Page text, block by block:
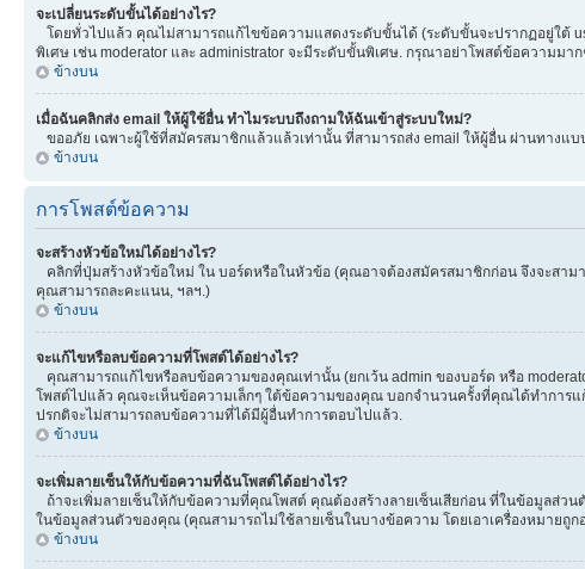
จะเปลี่ยนระดับขั้นได้อย่างไร?
โดยทั่วไปแล้ว คุณไม่สามารถแก้ไขข้อความแสดงระดับขั้นได้ (ระดับขั้นจะปรากฏอยู่ใ
พิเศษ เช่น moderator และ administrator จะมีระดับขั้นพิเศษ. กรุณาอย่าโพสต์ข้อความม
ข้างบน
เมื่อฉันคลิกส่ง email ให้ผู้ใช้อื่น ทำไมระบบถึงถามให้ฉันเข้าสู่ระบบใหม่?
ขออภัย เฉพาะผู้ใช้ที่สมัครสมาชิกแล้วแล้วเท่านั้น ที่สามารถส่ง email ให้ผู้อื่น ผ่านทาง
ข้างบน
การโพสต์ข้อความ
จะสร้างหัวข้อใหม่ได้อย่างไร?
คลิกที่ปุ่มสร้างหัวข้อใหม่ ใน บอร์ดหรือในหัวข้อ (คุณอาจต้องสมัครสมาชิกก่อน จึงจะสา
คุณสามารถละคะแนน, ฯลฯ.)
ข้างบน
จะแก้ไขหรือลบข้อความที่โพสต์ได้อย่างไร?
คุณสามารถแก้ไขหรือลบข้อความของคุณเท่านั้น (ยกเว้น admin ของบอร์ด หรือ
โพสต์ไปแล้ว คุณจะเห็นข้อความเล็กๆ ใต้ข้อความของคุณ บอกจำนวนครั้งที่คุณได้ทำการแ
ปรกติจะไม่สามารถลบข้อความที่ได้มีผู้อื่นทำการตอบไปแล้ว.
ข้างบน
จะเพิ่มลายเซ็นให้กับข้อความที่ฉันโพสต์ได้อย่างไร?
ถ้าจะเพิ่มลายเซ็นให้กับข้อความที่คุณโพสต์ คุณต้องสร้างลายเซ็นเสียก่อน ที่ในข้อมูลส่ว
ในข้อมูลส่วนตัวของคุณ (คุณสามารถไม่ใช้ลายเซ็นในบางข้อความ โดยเอาเครื่องหมายถู
ข้างบน